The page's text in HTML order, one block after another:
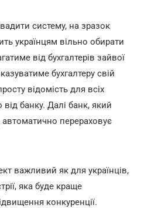
систему, на зразок
українцям вільно обирати
від бухгалтерів зайвої
бухгалтеру свій
відомість для всіх
від банку. Далі банк, який
перераховує
важливий як для українців,
яка буде краще
конкуренції.